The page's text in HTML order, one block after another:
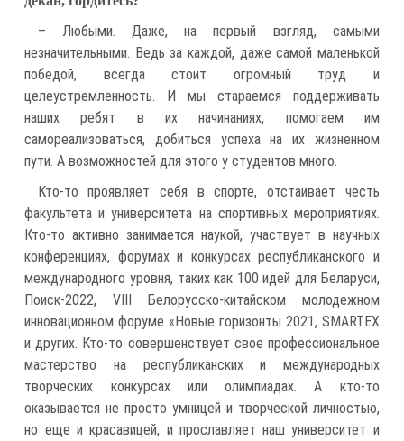
– Любыми. Даже, на первый взгляд, самыми
незначительными. Ведь за каждой, даже самой маленькой
победой, всегда стоит огромный труд и
целеустремленность. И мы стараемся поддерживать
наших ребят в их начинаниях, помогаем им
самореализоваться, добиться успеха на их жизненном
пути. А возможностей для этого у студентов много.
Кто-то проявляет себя в спорте, отстаивает честь
факультета и университета на спортивных мероприятиях.
Кто-то активно занимается наукой, участвует в научных
конференциях, форумах и конкурсах республиканского и
международного уровня, таких как 100 идей для Беларуси,
Поиск-2022, VIII Белорусско-китайском молодежном
инновационном форуме «Новые горизонты 2021, SMARTEX
и других. Кто-то совершенствует свое профессиональное
мастерство на республиканских и международных
творческих конкурсах или олимпиадах. А кто-то
оказывается не просто умницей и творческой личностью,
но еще и красавицей, и прославляет наш университет и